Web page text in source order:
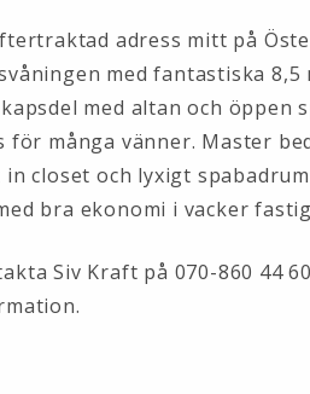
adress mitt på
med fantastiska
med altan och öppen
för många vänner. Master
in closet och lyxigt
bra ekonomi i vacker
Siv Kraft på 070-860 44